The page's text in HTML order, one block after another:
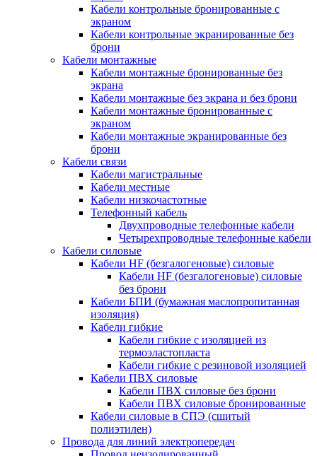
Кабели контрольные бронированные с
экраном
Кабели контрольные экранированные без
брони
Кабели монтажные
Кабели монтажные бронированные без
экрана
Кабели монтажные без экрана и без брони
Кабели монтажные бронированные с
экраном
Кабели монтажные экранированные без
брони
Кабели связи
Кабели магистральные
Кабели местные
Кабели низкочастотные
Телефонный кабель
Двухпроводные телефонные кабели
Четырехпроводные телефонные кабели
Кабели силовые
Кабели HF (безгалогеновые) силовые
Кабели HF (безгалогеновые) силовые
без брони
Кабели БПИ (бумажная маслопропитанная
изоляция)
Кабели гибкие
Кабели гибкие с изоляцией из
термоэластопласта
Кабели гибкие с резиновой изоляцией
Кабели ПВХ силовые
Кабели ПВХ силовые без брони
Кабели ПВХ силовые бронированные
Кабели силовые в СПЭ (сшитый
полиэтилен)
Провода для линий электропередач